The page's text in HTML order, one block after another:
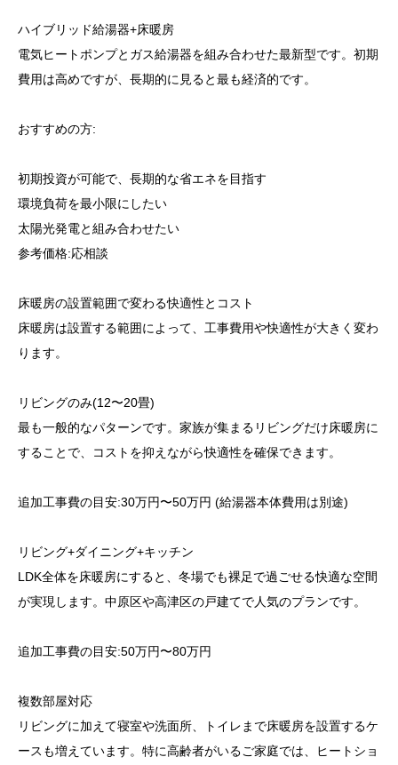
ハイブリッド給湯器+床暖房
電気ヒートポンプとガス給湯器を組み合わせた最新型です。初期
費用は高めですが、長期的に見ると最も経済的です。
おすすめの方:
初期投資が可能で、長期的な省エネを目指す
環境負荷を最小限にしたい
太陽光発電と組み合わせたい
参考価格:応相談
床暖房の設置範囲で変わる快適性とコスト
床暖房は設置する範囲によって、工事費用や快適性が大きく変わ
ります。
リビングのみ(12〜20畳)
最も一般的なパターンです。家族が集まるリビングだけ床暖房に
することで、コストを抑えながら快適性を確保できます。
追加工事費の目安:30万円〜50万円 (給湯器本体費用は別途)
リビング+ダイニング+キッチン
LDK全体を床暖房にすると、冬場でも裸足で過ごせる快適な空間
が実現します。中原区や高津区の戸建てで人気のプランです。
追加工事費の目安:50万円〜80万円
複数部屋対応
リビングに加えて寝室や洗面所、トイレまで床暖房を設置するケ
ースも増えています。特に高齢者がいるご家庭では、ヒートショ